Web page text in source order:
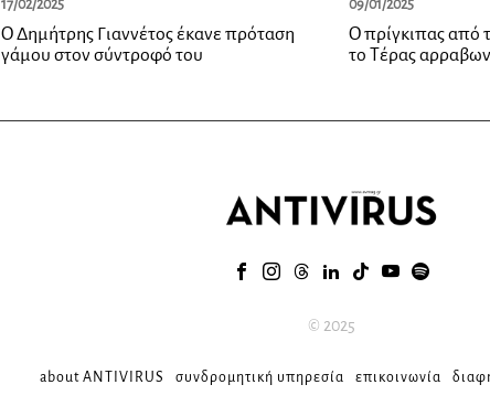
17/02/2025
Ο Δημήτρης Γιαννέτος έκανε πρόταση
γάμου στον σύντροφό του
09/01/2025
Ο πρίγκιπας από
το Τέρας
© 2025
about ANTIVIRUS συνδρομητική υπηρεσία επικοινωνία